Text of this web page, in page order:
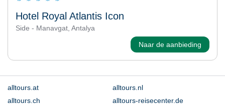
Hotel Royal Atlantis Icon
Side - Manavgat, Antalya
Naar de aanbieding
alltours.at
alltours.nl
alltours.ch
alltours-reisecenter.de